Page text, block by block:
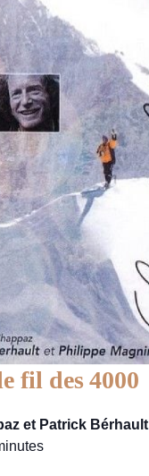
fil des 4000
et Patrick Bérhault